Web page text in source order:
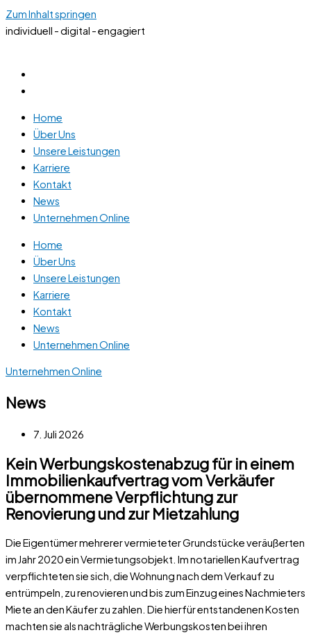
Zum Inhalt springen
individuell - digital - engagiert
Home
Über Uns
Unsere Leistungen
Karriere
Kontakt
News
Unternehmen Online
Home
Über Uns
Unsere Leistungen
Karriere
Kontakt
News
Unternehmen Online
Unternehmen Online
News
7. Juli 2026
Kein Werbungskostenabzug für in einem
Immobilienkaufvertrag vom Verkäufer
übernommene Verpflichtung zur
Renovierung und zur Mietzahlung
Die Eigentümer mehrerer vermieteter Grundstücke veräußerten
im Jahr 2020 ein Vermietungsobjekt. Im notariellen Kaufvertrag
verpflichteten sie sich, die Wohnung nach dem Verkauf zu
entrümpeln, zu renovieren und bis zum Einzug eines Nachmieters
Miete an den Käufer zu zahlen. Die hierfür entstandenen Kosten
machten sie als nachträgliche Werbungskosten bei ihren